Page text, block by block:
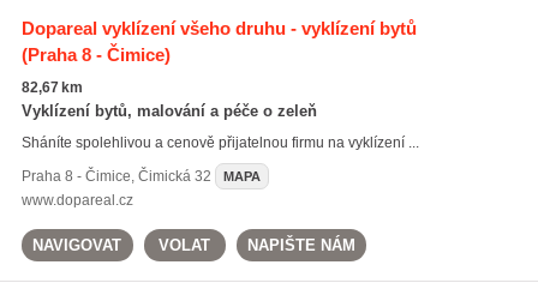
Dopareal vyklízení všeho druhu - vyklízení bytů
(Praha 8 - Čimice)
82,67 km
Vyklízení bytů, malování a péče o zeleň
Sháníte spolehlivou a cenově přijatelnou firmu na vyklízení ...
Praha 8 - Čimice, Čimická 32 MAPA
www.dopareal.cz
NAVIGOVAT VOLAT NAPIŠTE NÁM